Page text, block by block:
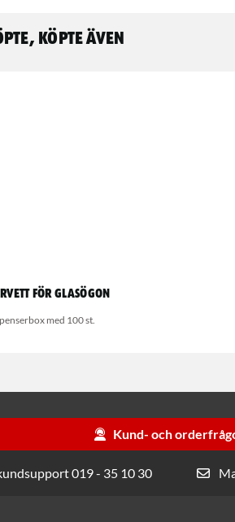
köpte även
för glasögon
med 100 st.
Kund- och
019 - 35 10 30